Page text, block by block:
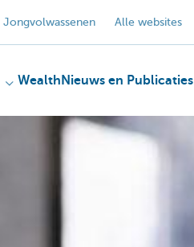
Jongvolwassenen Alle websites
Wealth Nieuws en Publicaties